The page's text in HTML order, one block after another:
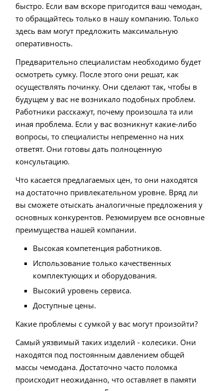
быстро. Если вам вскоре пригодится ваш чемодан,
то обращайтесь только в нашу компанию. Только
здесь вам могут предложить максимальную
оперативность.
Предварительно специалистам необходимо будет
осмотреть сумку. После этого они решат, как
осуществлять починку. Они сделают так, чтобы в
будущем у вас не возникало подобных проблем.
Работники расскажут, почему произошла та или
иная проблема. Если у вас возникнут какие-либо
вопросы, то специалисты непременно на них
ответят. Они готовы дать полноценную
консультацию.
Что касается предлагаемых цен, то они находятся
на достаточно привлекательном уровне. Вряд ли
вы сможете отыскать аналогичные предложения у
основных конкурентов. Резюмируем все основные
преимущества нашей компании.
Высокая компетенция работников.
Использование только качественных
комплектующих и оборудования.
Высокий уровень сервиса.
Доступные цены.
Какие проблемы с сумкой у вас могут произойти?
Самый уязвимый таких изделий - колесики. Они
находятся под постоянным давлением общей
массы чемодана. Достаточно часто поломка
происходит неожиданно, что оставляет в памяти